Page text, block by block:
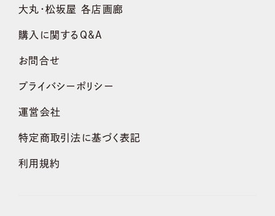
大丸・松坂屋 各店画廊
購入に関するQ&A
お問合せ
プライバシーポリシー
運営会社
特定商取引法に基づく表記
利用規約